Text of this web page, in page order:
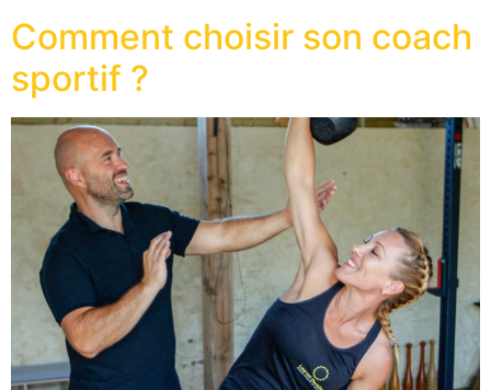
Comment choisir son coach
sportif ?